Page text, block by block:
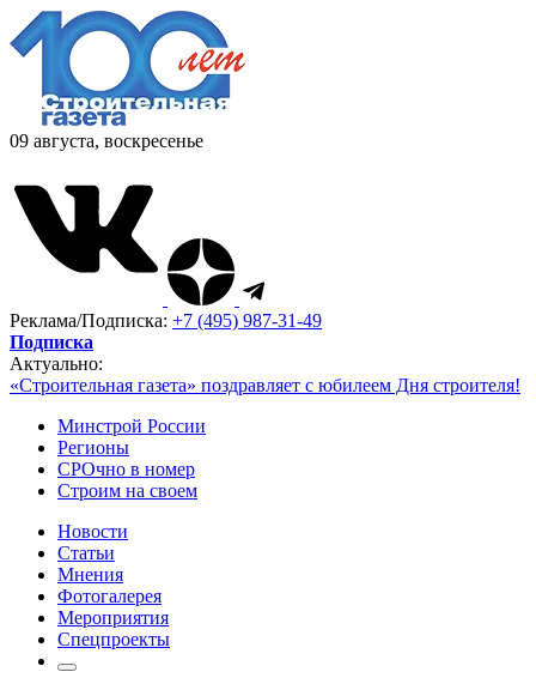
09 августа, воскресенье
Реклама/Подписка: +7 (495) 987-31-49
Подписка
Актуально:
«Строительная газета» поздравляет с юбилеем Дня строителя!
Минстрой России
Регионы
СРОчно в номер
Строим на своем
Новости
Статьи
Мнения
Фотогалерея
Мероприятия
Спецпроекты